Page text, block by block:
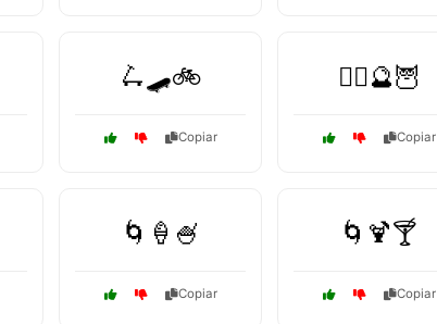
🛴🛹🚲
Copiar
🧙‍♀️🔮🦉
Copiar
🌀🍦🍧
Copiar
🌀🍹🍸
Copiar